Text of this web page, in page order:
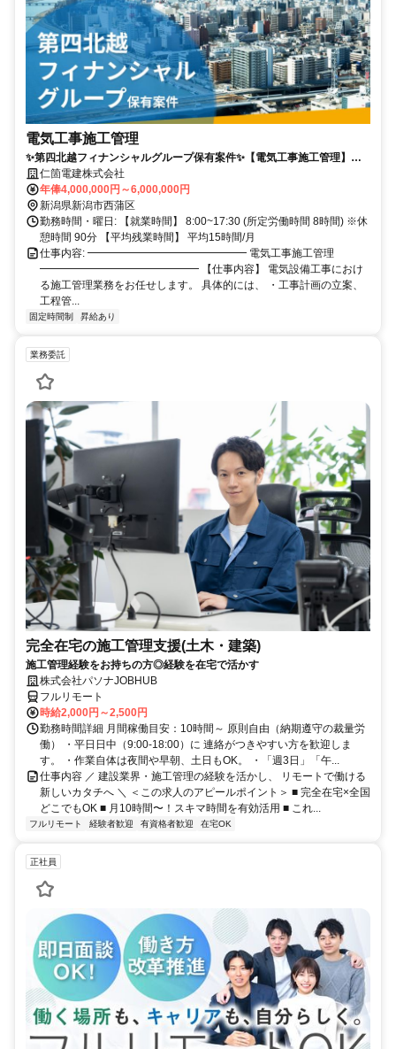
電気工事施工管理
✨️第四北越フィナンシャルグループ保有案件✨️【電気工事施工管理】創
業50年超/賞与年3回(計4.5ヶ月)/西蒲区(本社:東区)
仁箇電建株式会社
年俸4,000,000円～6,000,000円
新潟県新潟市西蒲区
勤務時間・曜日: 【就業時間】 8:00~17:30 (所定労働時間 8時間) ※休
憩時間 90分 【平均残業時間】 平均15時間/月
仕事内容: ━━━━━━━━━━━━━━━ 電気工事施工管理
━━━━━━━━━━━━━━━ 【仕事内容】 電気設備工事におけ
る施工管理業務をお任せします。 具体的には、 ・工事計画の立案、
工程管...
固定時間制 昇給あり
業務委託
完全在宅の施工管理支援(土木・建築)
施工管理経験をお持ちの方◎経験を在宅で活かす
株式会社パソナJOBHUB
フルリモート
時給2,000円～2,500円
勤務時間詳細 月間稼働目安：10時間～ 原則自由（納期遵守の裁量労
働） ・平日日中（9:00-18:00）に 連絡がつきやすい方を歓迎しま
す。 ・作業自体は夜間や早朝、土日もOK。 ・「週3日」「午...
仕事内容 ／ 建設業界・施工管理の経験を活かし、 リモートで働ける
新しいカタチへ ＼ ＜この求人のアピールポイント＞ ■ 完全在宅×全国
どこでもOK ■ 月10時間〜！スキマ時間を有効活用 ■ これ...
フルリモート 経験者歓迎 有資格者歓迎 在宅OK
正社員